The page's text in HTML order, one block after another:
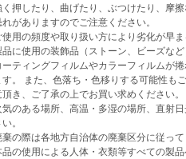
押したり、曲げたり、ぶつけたり、摩
ありますのでご注意ください。
用の頻度や取り扱い方により劣化が早ま
に使用の装飾品（ストーン、ビーズな
ィングフィルムやカラーフィルムが捲
また、色落ち・色移りする可能性もご
、ご了承の上でお買い求めください。
のある場所、高温・多湿の場所、直射
。
の際は各地方自治体の廃棄区分に従って
の使用による人体・衣類等すべての製